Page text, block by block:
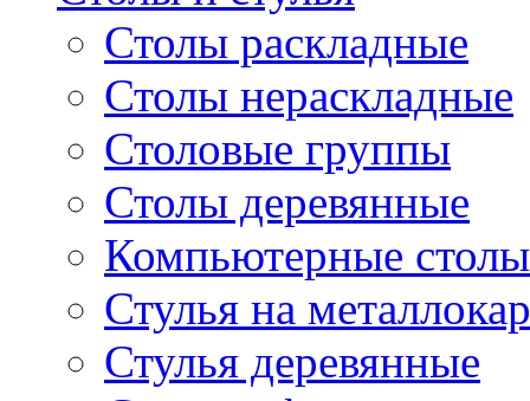
Столы раскладные
Столы нераскладные
Столовые группы
Столы деревянные
Компьютерные столы
Стулья на
Стулья деревянные